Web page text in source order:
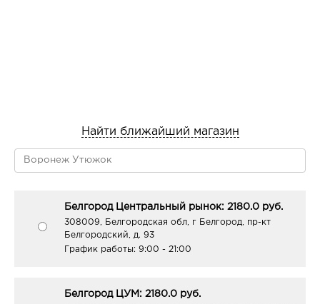
Найти ближайший магазин
Белгород Центральный рынок: 2180.0 руб.
308009, Белгородская обл, г Белгород, пр-кт
Белгородский, д. 93
График работы: 9:00 - 21:00
Белгород ЦУМ: 2180.0 руб.